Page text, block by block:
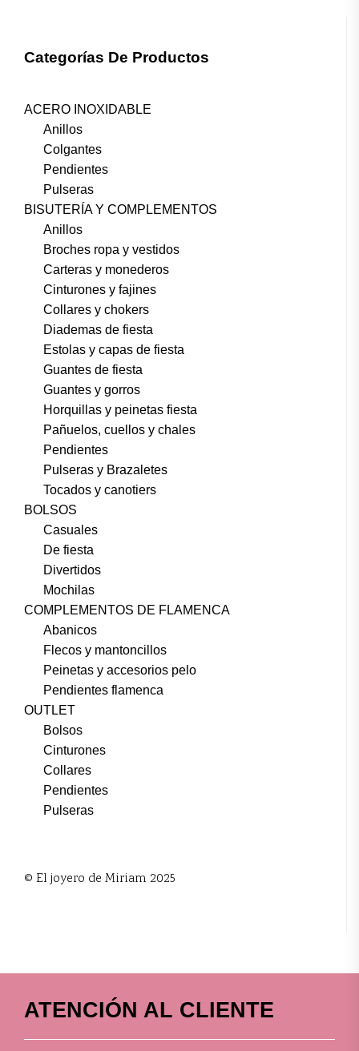
Categorías De Productos
ACERO INOXIDABLE
Anillos
Colgantes
Pendientes
Pulseras
BISUTERÍA Y COMPLEMENTOS
Anillos
Broches ropa y vestidos
Carteras y monederos
Cinturones y fajines
Collares y chokers
Diademas de fiesta
Estolas y capas de fiesta
Guantes de fiesta
Guantes y gorros
Horquillas y peinetas fiesta
Pañuelos, cuellos y chales
Pendientes
Pulseras y Brazaletes
Tocados y canotiers
BOLSOS
Casuales
De fiesta
Divertidos
Mochilas
COMPLEMENTOS DE FLAMENCA
Abanicos
Flecos y mantoncillos
Peinetas y accesorios pelo
Pendientes flamenca
OUTLET
Bolsos
Cinturones
Collares
Pendientes
Pulseras
© El joyero de Miriam 2025
ATENCIÓN AL CLIENTE